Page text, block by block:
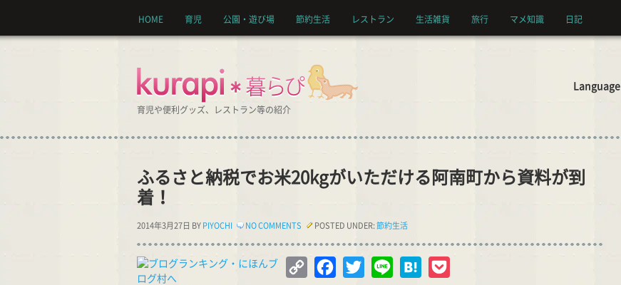
育児や便利グッズ、レストラン等の紹介
HOME 育児 公園・遊び場 節約生活 レストラン 生活雑貨 旅行 マメ知識 日記
Language
ふるさと納税でお米20kgがいただける阿南町から資料が到
着！
2014年3月27日 BY PIYOCHI NO COMMENTS POSTED UNDER: 節約生活
Copy
Facebook
TwitterLine Hatena